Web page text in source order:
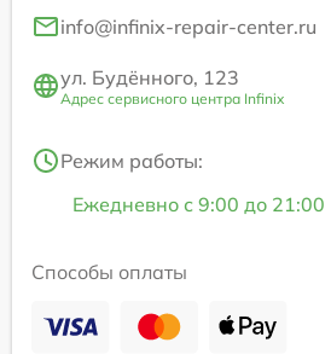
info@infinix-repair-center.ru
ул. Будённого, 123
Адрес сервисного центра Infinix
Режим работы:
Ежедневно с 9:00 до 21:00
Способы оплаты